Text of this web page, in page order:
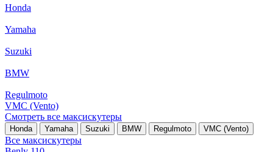
Honda
Yamaha
Suzuki
BMW
Regulmoto
VMC (Vento)
Смотреть все максискутеры
Honda Yamaha Suzuki BMW Regulmoto VMC (Vento)
Все максискутеры